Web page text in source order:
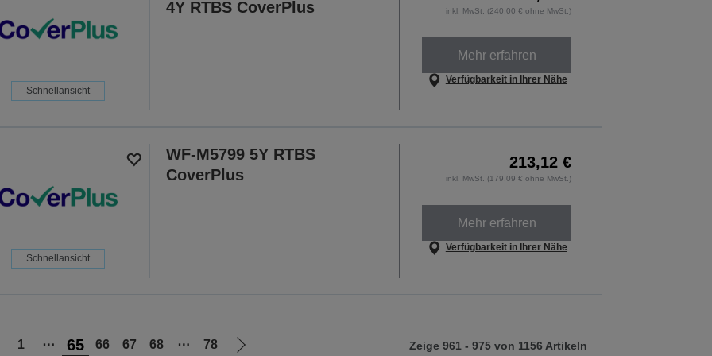
Schnellansicht
4Y RTBS CoverPlus inkl. MwSt. (240,00 € ohne MwSt.)
Mehr erfahren
Verfügbarkeit in Ihrer Nähe
Schnellansicht
WF-M5799 5Y RTBS
CoverPlus
213,12 €
inkl. MwSt. (179,09 € ohne MwSt.)
Mehr erfahren
Verfügbarkeit in Ihrer Nähe
1 ⋯ 65 66 67 68 ⋯ 78
Zur Zeige 961 - 975 von 1156 Artikeln